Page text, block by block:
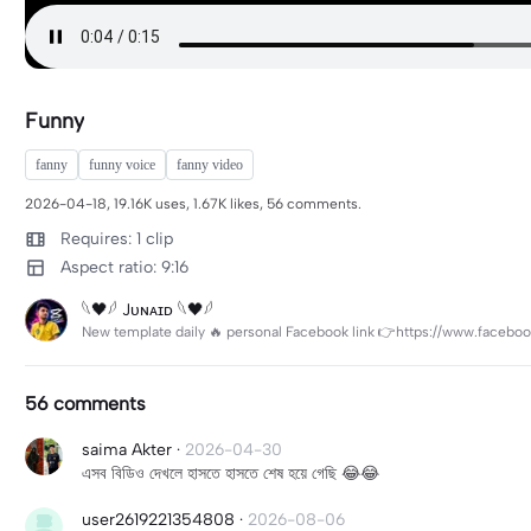
Funny
fanny funny voice fanny video
2026-04-18, 19.16K uses, 1.67K likes, 56 comments.
Requires: 1 clip
Aspect ratio: 9:16
𓆩🖤𓆪 Jᴜɴᴀɪᴅ 𓆩🖤𓆪
New template daily 🔥 personal Facebook link 👉https://
56 comments
saima Akter · 2026-04-30
এসব বিডিও দেখলে হাসতে হাসতে শেষ হয়ে গেছি 😂😂
user2619221354808 · 2026-08-06